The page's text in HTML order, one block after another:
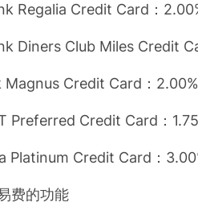
Credit Card：
Club Miles Credit
Credit Card：2.00%
Credit Card：
Credit Card：
的功能